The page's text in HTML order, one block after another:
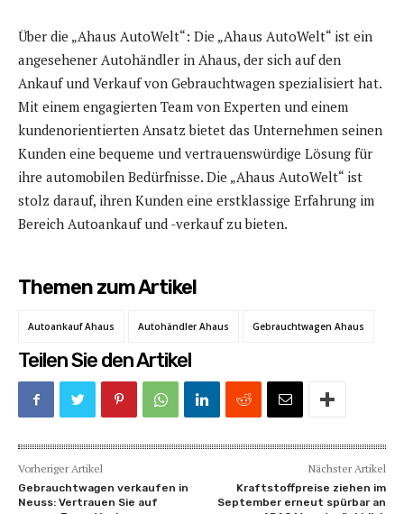
Über die „Ahaus AutoWelt“: Die „Ahaus AutoWelt“ ist ein
angesehener Autohändler in Ahaus, der sich auf den
Ankauf und Verkauf von Gebrauchtwagen spezialisiert hat.
Mit einem engagierten Team von Experten und einem
kundenorientierten Ansatz bietet das Unternehmen seinen
Kunden eine bequeme und vertrauenswürdige Lösung für
ihre automobilen Bedürfnisse. Die „Ahaus AutoWelt“ ist
stolz darauf, ihren Kunden eine erstklassige Erfahrung im
Bereich Autoankauf und -verkauf zu bieten.
Themen zum Artikel
Autoankauf Ahaus Autohändler Ahaus Gebrauchtwagen Ahaus
Teilen Sie den Artikel
Vorheriger Artikel
Gebrauchtwagen verkaufen in
Neuss: Vertrauen Sie auf
Nächster Artikel
Kraftstoffpreise ziehen im
September erneut spürbar an